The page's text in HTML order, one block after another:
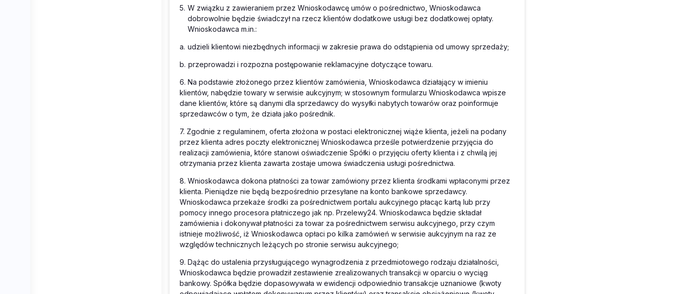
5. W związku z zawieraniem przez Wnioskodawcę umów o pośrednictwo, Wnioskodawca
dobrowolnie będzie świadczył na rzecz klientów dodatkowe usługi bez dodatkowej opłaty.
Wnioskodawca m.in.:
a. udzieli klientowi niezbędnych informacji w zakresie prawa do odstąpienia od umowy sprzedaży;
b. przeprowadzi i rozpozna postępowanie reklamacyjne dotyczące towaru.
6. Na podstawie złożonego przez klientów zamówienia, Wnioskodawca działający w imieniu
klientów, nabędzie towary w serwisie aukcyjnym; w stosownym formularzu Wnioskodawca wpisze
dane klientów, które są danymi dla sprzedawcy do wysyłki nabytych towarów oraz poinformuje
sprzedawców o tym, że działa jako pośrednik.
7. Zgodnie z regulaminem, oferta złożona w postaci elektronicznej wiąże klienta, jeżeli na podany
przez klienta adres poczty elektronicznej Wnioskodawca prześle potwierdzenie przyjęcia do
realizacji zamówienia, które stanowi oświadczenie Spółki o przyjęciu oferty klienta i z chwilą jej
otrzymania przez klienta zawarta zostaje umowa świadczenia usługi pośrednictwa.
8. Wnioskodawca dokona płatności za towar zamówiony przez klienta środkami wpłaconymi przez
klienta. Pieniądze nie będą bezpośrednio przesyłane na konto bankowe sprzedawcy.
Wnioskodawca przekaże środki za pośrednictwem portalu aukcyjnego płacąc kartą lub przy
pomocy innego procesora płatniczego jak np. Przelewy24. Wnioskodawca będzie składał
zamówienia i dokonywał płatności za towar za pośrednictwem serwisu aukcyjnego, przy czym
istnieje możliwość, iż Wnioskodawca opłaci po kilka zamówień w serwisie aukcyjnym na raz ze
względów technicznych leżących po stronie serwisu aukcyjnego;
9. Dążąc do ustalenia przysługującego wynagrodzenia z przedmiotowego rodzaju działalności,
Wnioskodawca będzie prowadził zestawienie zrealizowanych transakcji w oparciu o wyciąg
bankowy. Spółka będzie dopasowywała w ewidencji odpowiednio transakcje uznaniowe (kwoty